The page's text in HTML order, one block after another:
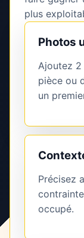
plus
Photos
Ajoutez
pièce ou
un
Précisez
occupé.